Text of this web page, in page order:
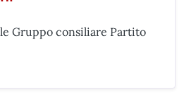
Gruppo consiliare Partito